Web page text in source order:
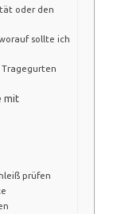
oder den
sollte ich
mit
prüfen